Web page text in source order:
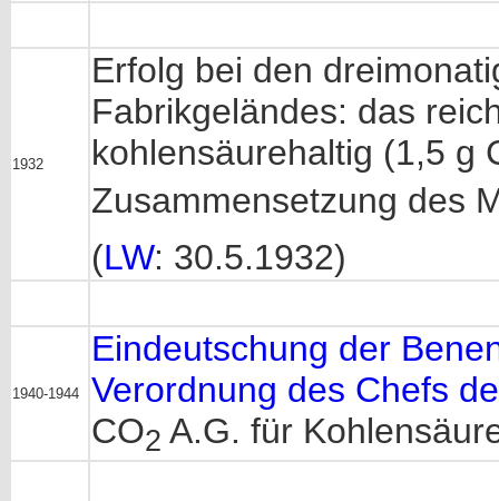
1932
Erfolg bei den
Fabrikgeländes: das
kohlensäurehaltig (1,5 g
Zusammensetzung des
(LW: 30.5.1932)
1940-1944
Eindeutschung der
Verordnung des Chefs
CO2 A.G. für